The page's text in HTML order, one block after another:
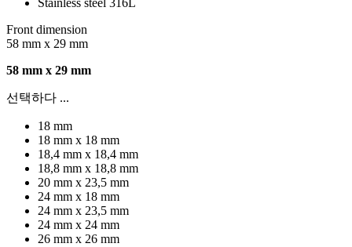
Stainless steel 316L
Front dimension
58 mm x 29 mm
58 mm x 29 mm
선택하다 ...
18 mm
18 mm x 18 mm
18,4 mm x 18,4 mm
18,8 mm x 18,8 mm
20 mm x 23,5 mm
24 mm x 18 mm
24 mm x 23,5 mm
24 mm x 24 mm
26 mm x 26 mm